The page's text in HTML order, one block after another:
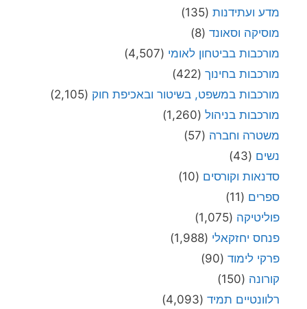
מדע ועתידנות (135)
מוסיקה וסאונד (8)
מורכבות בביטחון לאומי (4,507)
מורכבות בחינוך (422)
מורכבות במשפט, בשיטור ובאכיפת חוק (2,105)
מורכבות בניהול (1,260)
משטרה וחברה (57)
נשים (43)
סדנאות וקורסים (10)
ספרים (11)
פוליטיקה (1,075)
פנחס יחזקאלי (1,988)
פרקי לימוד (90)
קורונה (150)
רלוונטיים תמיד (4,093)